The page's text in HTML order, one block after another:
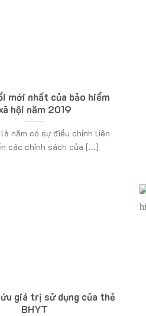
mới nhất của bảo hiểm
hội năm 2019
năm có sự điều chỉnh liên
các chính sách của [...]
giá trị sử dụng của thẻ
BHYT